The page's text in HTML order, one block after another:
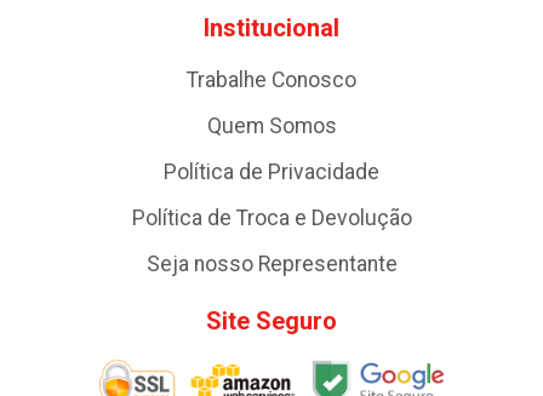
Institucional
Trabalhe Conosco
Quem Somos
Política de Privacidade
Política de Troca e Devolução
Seja nosso Representante
Site Seguro